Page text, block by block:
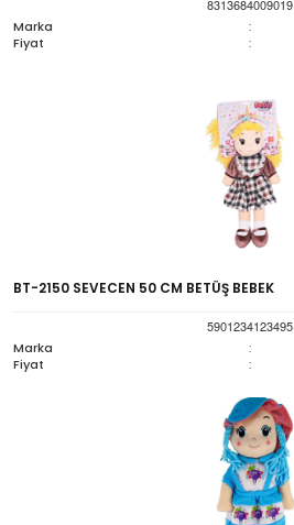
8313684009019
Marka
:
Fiyat :
BT-2150 SEVECEN 50 CM BETÜŞ BEBEK
5901234123495
Marka
:
Fiyat :